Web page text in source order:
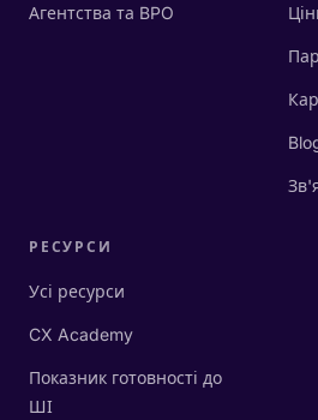
Агентства та BPO
РЕСУРСИ
Усі ресурси
CX Academy
Показник готовності до
ШІ